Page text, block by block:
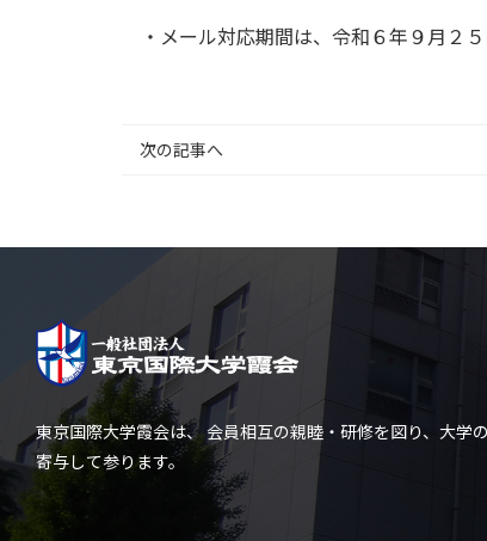
・メール対応期間は、令和６年９月２５
次の記事へ
東京国際大学霞会は、 会員相互の親睦・研修を図り、大学
寄与して参ります。